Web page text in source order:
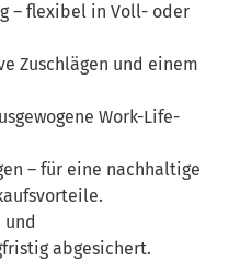
– flexibel in Voll- oder
Zuschlägen und einem
Work-Life-
– für eine nachhaltige
und
abgesichert.